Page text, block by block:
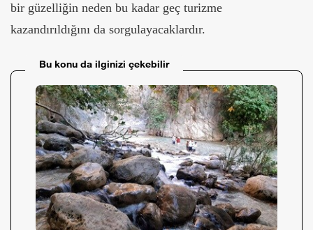
bir güzelliğin neden bu kadar geç turizme
kazandırıldığını da sorgulayacaklardır.
Bu konu da ilginizi çekebilir